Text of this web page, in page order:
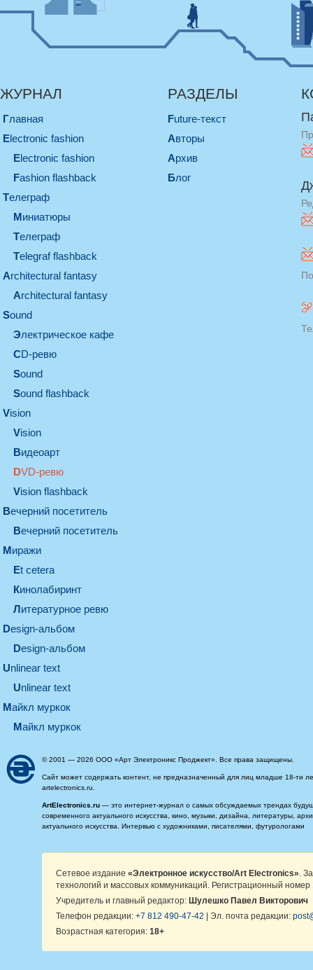
ЖУРНАЛ
Главная
electronic fashion
electronic fashion
Fashion flashback
телеграф
миниатюры
телеграф
Telegraf flashback
architectural fantasy
architectural fantasy
sound
электрическое кафе
CD-ревю
sound
Sound flashback
vision
vision
видеоарт
DVD-ревю
Vision flashback
вечерний посетитель
вечерний посетитель
миражи
et cetera
кинолабиринт
литературное ревю
design-альбом
design-альбом
unlinear text
Unlinear text
майкл муркок
майкл муркок
РАЗДЕЛЫ
Future-текст
Авторы
Архив
Блог
© 2001 — 2026 ООО «Арт Электроникс Проджект». Все права защищены.
Сайт может содержать контент, не предназначенный для лиц младше 18-ти
artelectronics.ru.
ArtElectronics.ru — это интернет-журнал о самых обсуждаемых трендах
современного актуального искусства, кино, музыки, дизайна, литературы,
актуального искусства. Интервью с художниками, писателями, футурологами
Сетевое издание «Электронное искусство/Art Electronics» .
технологий и массовых коммуникаций. Регистрационный
Учредитель и главный редактор: Шулешко Павел Викторович
Телефон редакции: +7 812 490-47-42 | Эл. почта редакции:
Возрастная категория: 18+